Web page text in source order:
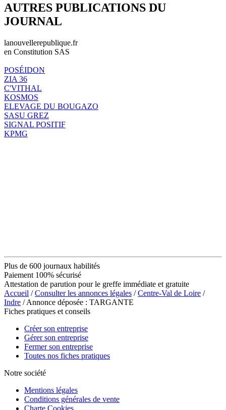
AUTRES PUBLICATIONS DU
JOURNAL
lanouvellerepublique.fr
en Constitution SAS
POSÉIDON
ZIA 36
C'VITHAL
KOSMOS
ELEVAGE DU BOUGAZO
SASU GREZ
SIGNAL POSITIF
KPMG
Plus de 600 journaux habilités
Paiement 100% sécurisé
Attestation de parution pour le greffe immédiate et gratuite
Accueil /Consulter les annonces légales /Centre-Val de Loire /
Indre / Annonce déposée : TARGANTE
Fiches pratiques et conseils
Créer son entreprise
Gérer son entreprise
Fermer son entreprise
Toutes nos fiches pratiques
Notre société
Mentions légales
Conditions générales de vente
Charte Cookies